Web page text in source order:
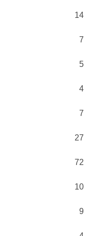
14
7
5
4
7
27
72
10
9